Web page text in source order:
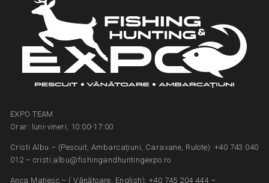
EXPO TEAM
Orar: luni-vineri, 10:00-17:00
Cristi Albu – (Pescuit, Ambarcațiuni, Caravane, Rulote): +40 743 040
012 – cristi.albu@fishingandhuntingexpo.ro
Anca Matiesc – ( Vânătoare, English): +40 745 204 444 –